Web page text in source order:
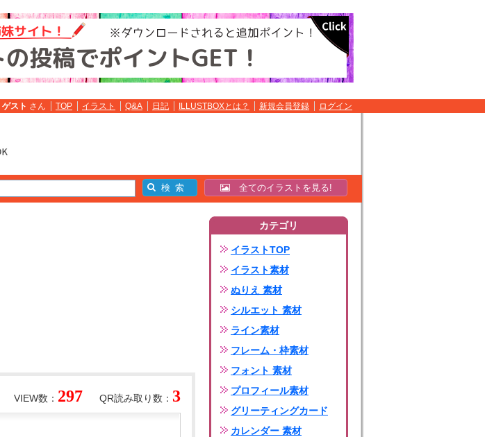
ゲスト さん TOP イラスト Q&A 日記 ILLUSTBOXとは？ 新規会員登録 ログイン
全てのイラストを見る!
QR読み取り数： 3
VIEW数： 297
カテゴリ
イラストTOP
イラスト素材
ぬりえ 素材
シルエット 素材
ライン素材
フレーム・枠素材
フォント 素材
プロフィール素材
グリーティングカード
カレンダー 素材